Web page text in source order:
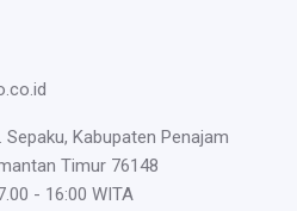
Sepaku, Kabupaten Penajam
Timur 76148
- 16:00 WITA